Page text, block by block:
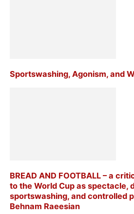
Sportswashing, Agonism, and
BREAD AND FOOTBALL – a
to the World Cup as spectacle,
sportswashing, and controlled
Behnam Raeesian